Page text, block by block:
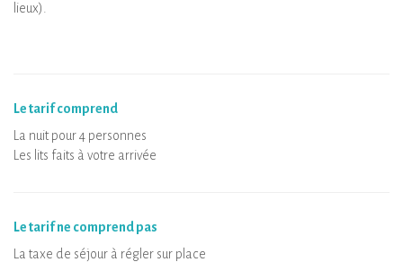
lieux).
Le tarif comprend
La nuit pour 4 personnes
Les lits faits à votre arrivée
Le tarif ne comprend pas
La taxe de séjour à régler sur place